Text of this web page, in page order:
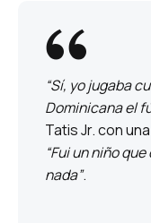
“Sí, yo jugaba
Dominicana el
Tatis Jr.con
“Fui un niño
nada”.